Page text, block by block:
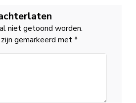
niet getoond worden.
gemarkeerd met*